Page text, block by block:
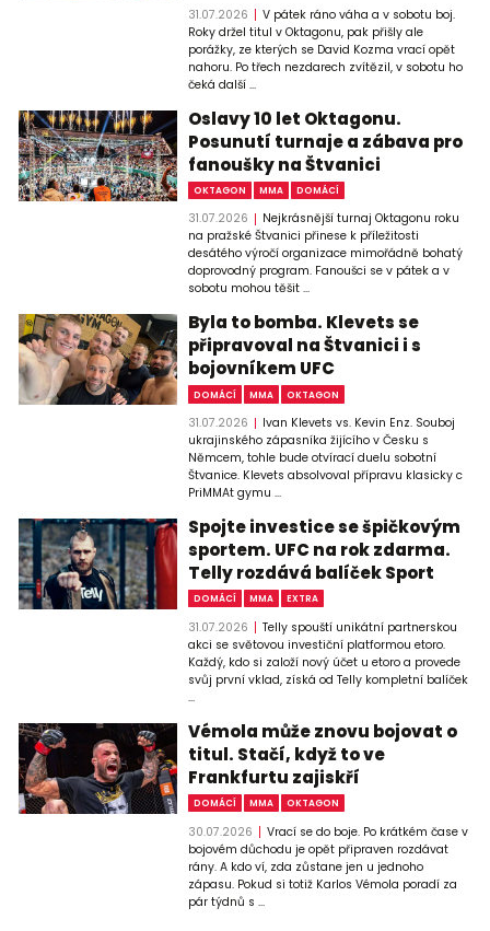
31.07.2026
V pátek ráno váha a v sobotu boj.
Roky držel titul v Oktagonu, pak přišly ale
porážky, ze kterých se David Kozma vrací opět
nahoru. Po třech nezdarech zvítězil, v sobotu ho
čeká další ...
Oslavy 10 let Oktagonu.
Posunutí turnaje a zábava pro
fanoušky na Štvanici
OKTAGON MMA DOMÁCÍ
31.07.2026
Nejkrásnější turnaj Oktagonu roku
na pražské Štvanici přinese k příležitosti
desátého výročí organizace mimořádně bohatý
doprovodný program. Fanoušci se v pátek a v
sobotu mohou těšit ...
Byla to bomba. Klevets se
připravoval na Štvanici i s
bojovníkem UFC
DOMÁCÍ MMA OKTAGON
31.07.2026
Ivan Klevets vs. Kevin Enz. Souboj
ukrajinského zápasníka žijícího v Česku s
Němcem, tohle bude otvírací duelu sobotní
Štvanice. Klevets absolvoval přípravu klasicky c
PriMMAt gymu ...
Spojte investice se špičkovým
sportem. UFC na rok zdarma.
Telly rozdává balíček Sport
DOMÁCÍ MMA EXTRA
31.07.2026
Telly spouští unikátní partnerskou
akci se světovou investiční platformou etoro.
Každý, kdo si založí nový účet u etoro a provede
svůj první vklad, získá od Telly kompletní balíček
...
Vémola může znovu bojovat o
titul. Stačí, když to ve
Frankfurtu zajiskří
DOMÁCÍ MMA OKTAGON
30.07.2026
Vrací se do boje. Po krátkém čase v
bojovém důchodu je opět připraven rozdávat
rány. A kdo ví, zda zůstane jen u jednoho
zápasu. Pokud si totiž Karlos Vémola poradí za
pár týdnů s ...